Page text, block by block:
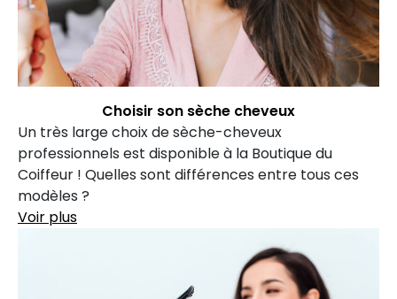
Choisir son sèche cheveux
Un très large choix de sèche-cheveux
professionnels est disponible à la Boutique du
Coiffeur ! Quelles sont différences entre tous ces
modèles ?
Voir plus